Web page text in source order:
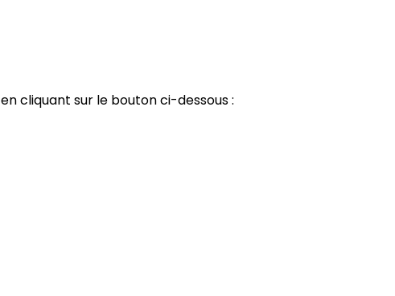
en cliquant sur le bouton ci-dessous :